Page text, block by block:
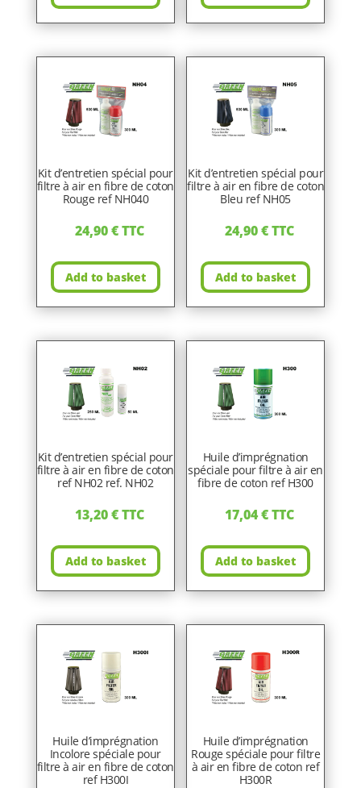
Kit d’entretien spécial pour
filtre à air en fibre de coton
Rouge ref NH040
24,90€TTC
Add to basket
Kit d’entretien spécial pour
filtre à air en fibre de coton
Bleu ref NH05
24,90€TTC
Add to basket
Kit d’entretien spécial pour
filtre à air en fibre de coton
ref NH02 ref. NH02
13,20€TTC
Add to basket
Huile d’imprégnation
spéciale pour filtre à air en
fibre de coton ref H300
17,04€TTC
Add to basket
Huile d’imprégnation
Incolore spéciale pour
filtre à air en fibre de coton
ref H300I
Huile d’imprégnation
Rouge spéciale pour filtre
à air en fibre de coton ref
H300R